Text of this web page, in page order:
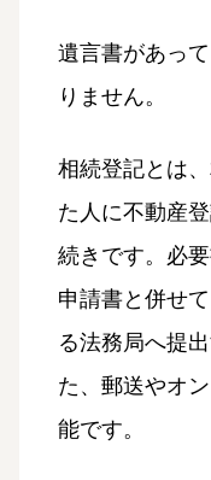
遺言書があっ
りません。
相続登記とは
た人に不動産
続きです。必
申請書と併せ
る法務局へ提
た、郵送やオ
能です。